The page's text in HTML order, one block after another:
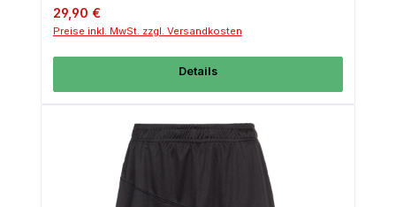
Regulärer Preis:
29,90 €
Preise inkl. MwSt. zzgl. Versandkosten
Details